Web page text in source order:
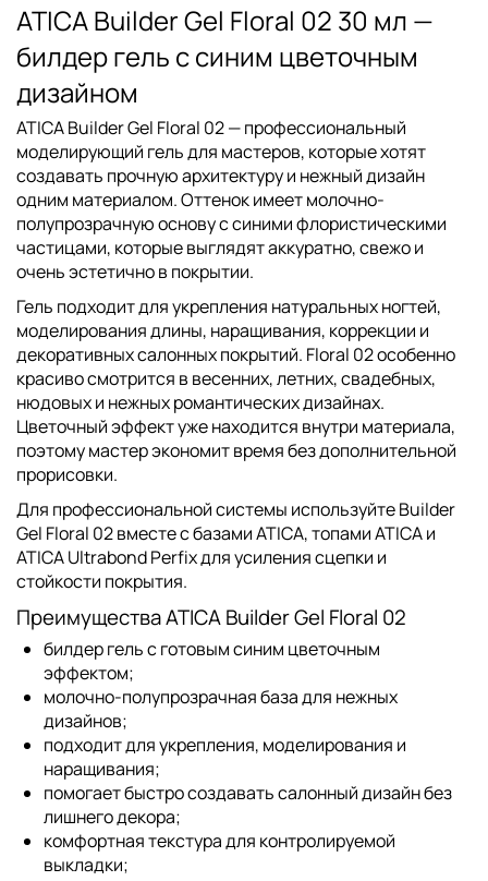
ATICA Builder Gel Floral 02 30 мл —
билдер гель с синим цветочным
дизайном
ATICA Builder Gel Floral 02— профессиональный
моделирующий гель для мастеров, которые хотят
создавать прочную архитектуру и нежный дизайн
одним материалом. Оттенок имеет молочно-
полупрозрачную основу с синими флористическими
частицами, которые выглядят аккуратно, свежо и
очень эстетично в покрытии.
Гель подходит для укрепления натуральных ногтей,
моделирования длины, наращивания, коррекции и
декоративных салонных покрытий. Floral 02 особенно
красиво смотрится в весенних, летних, свадебных,
нюдовых и нежных романтических дизайнах.
Цветочный эффект уже находится внутри материала,
поэтому мастер экономит время без дополнительной
прорисовки.
Для профессиональной системы используйте Builder
Gel Floral 02 вместе сбазами ATICA,топами ATICAи
ATICA Ultrabond Perfixдля усиления сцепки и
стойкости покрытия.
Преимущества ATICA Builder Gel Floral 02
билдер гель с готовым синим цветочным
эффектом;
молочно-полупрозрачная база для нежных
дизайнов;
подходит для укрепления, моделирования и
наращивания;
помогает быстро создавать салонный дизайн без
лишнего декора;
комфортная текстура для контролируемой
выкладки;